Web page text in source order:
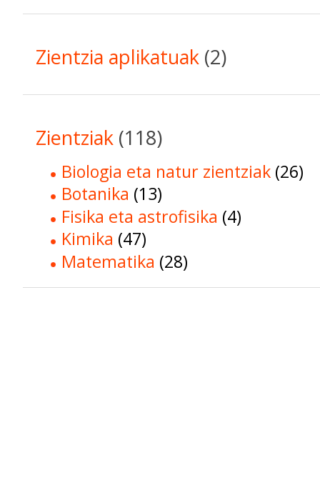
Zientzia aplikatuak (2)
Zientziak (118)
Biologia eta natur zientziak (26)
Botanika (13)
Fisika eta astrofisika (4)
Kimika (47)
Matematika (28)